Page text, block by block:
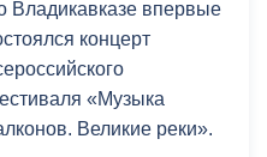
Владикавказе впервые
концерт
«Музыка
Великие реки».